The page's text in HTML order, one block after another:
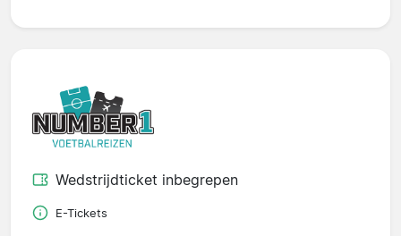
Wedstrijdticket inbegrepen
E-Tickets